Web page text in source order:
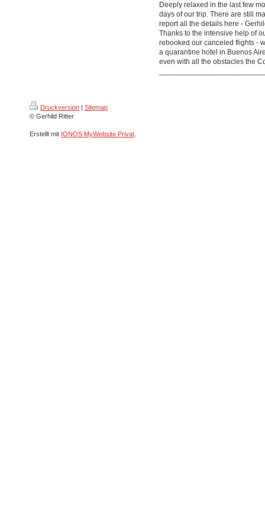
Deeply relaxed in the last few
days of our trip. There are still
report all the details here -
Thanks to the intensive help of
rebooked our canceled flights -
a quarantine hotel in Buenos
even with all the obstacles the
Druckversion | Sitemap
© Gerhild Ritter
Erstellt mit IONOS MyWebsite Privat